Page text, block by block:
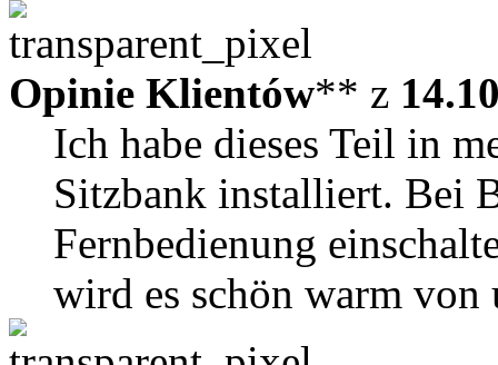
Opinie Klientów** z
Ich habe dieses Teil in
Sitzbank installiert. Bei
Fernbedienung
wird es schön warm von